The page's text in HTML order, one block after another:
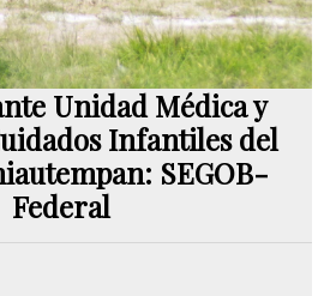
Unidad Médica y
Infantiles del
SEGOB-
Federal